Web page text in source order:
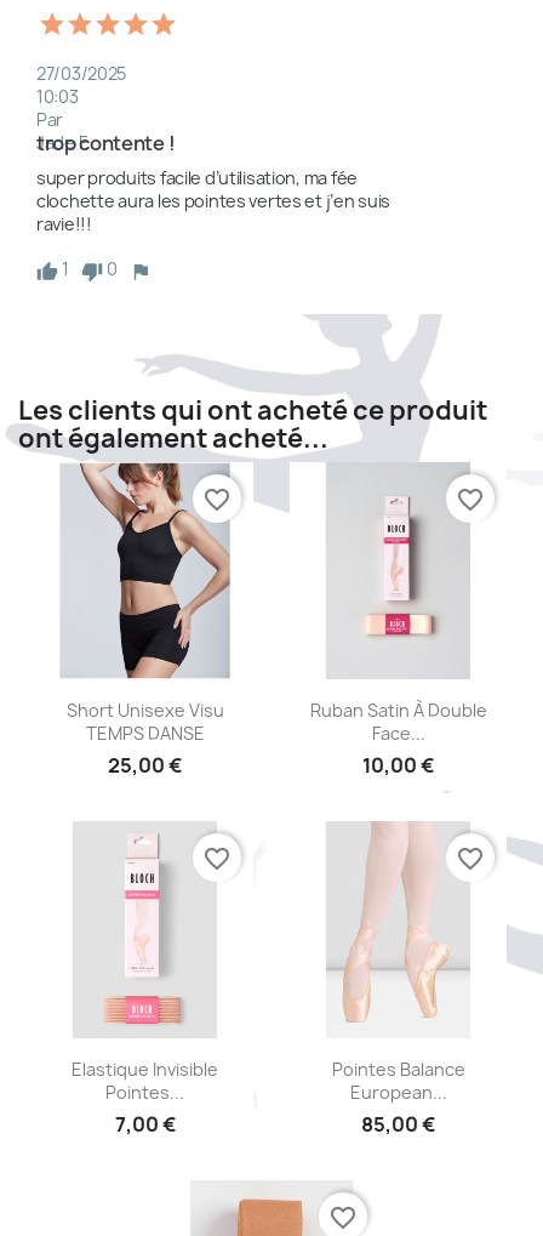
27/03/2025
10:03
Par
Jade F.
trop contente !
super produits facile d’utilisation, ma fée
clochette aura les pointes vertes et j’en suis
ravie!!!
1
0
Les clients qui ont acheté ce produit
ont également acheté...
Aperçu rapide
Short Unisexe Visu
TEMPS DANSE
25,00 €
favorite_border
Aperçu rapide
Ruban Satin À Double
Face...
10,00 €
favorite_border
Aperçu rapide
Elastique Invisible
Pointes...
7,00 €
favorite_border
Aperçu rapide
Pointes Balance
European...
85,00 €
favorite_border
favorite_border